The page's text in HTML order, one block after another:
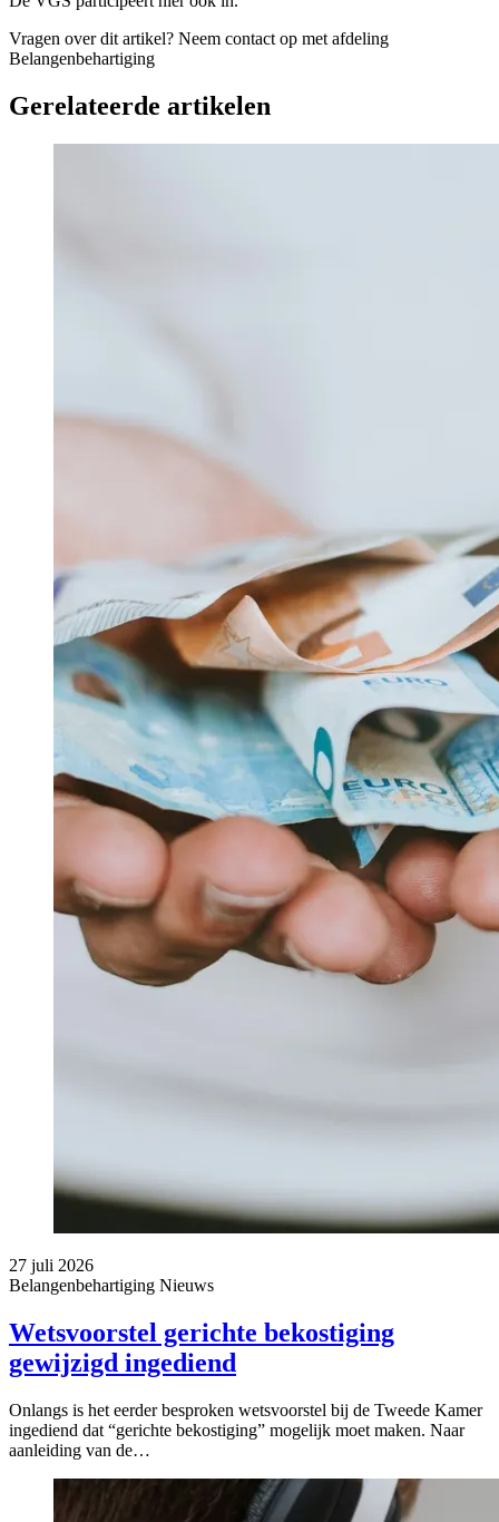
Vragen over dit artikel? Neem contact op met afdeling
Belangenbehartiging
Gerelateerde artikelen
27 juli 2026
Belangenbehartiging Nieuws
Wetsvoorstel gerichte bekostiging
gewijzigd ingediend
Onlangs is het eerder besproken wetsvoorstel bij de Tweede Kamer
ingediend dat “gerichte bekostiging” mogelijk moet maken. Naar
aanleiding van de…